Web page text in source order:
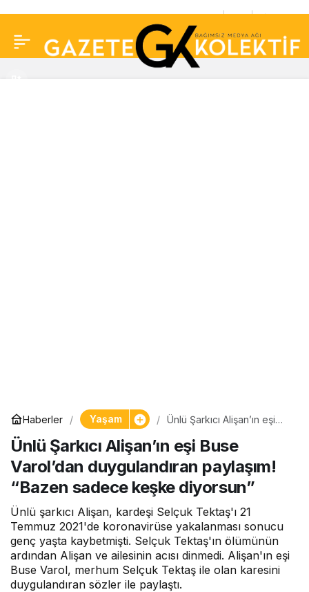
Haberler Yaşam
Ünlü Şarkıcı Alişan’ın eşi
duygulandıran paylaşım!
“Bazen sadece keşke
diyorsun”
Ünlü Şarkıcı Alişan’ın eşi Buse
Varol’dan duygulandıran paylaşım!
“Bazen sadece keşke diyorsun”
Ünlü şarkıcı Alişan, kardeşi Selçuk Tektaş'ı 21
Temmuz 2021'de koronavirüse yakalanması sonucu
genç yaşta kaybetmişti. Selçuk Tektaş'ın ölümünün
ardından Alişan ve ailesinin acısı dinmedi. Alişan'ın eşi
Buse Varol, merhum Selçuk Tektaş ile olan karesini
duygulandıran sözler ile paylaştı.
avukatı Alperen Cihan